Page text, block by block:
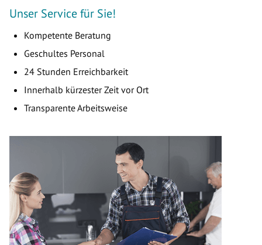
Unser Service für Sie!
Kompetente Beratung
Geschultes Personal
24 Stunden Erreichbarkeit
Innerhalb kürzester Zeit vor Ort
Transparente Arbeitsweise